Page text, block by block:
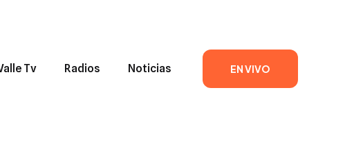
Tv Radios Noticias EN VIVO